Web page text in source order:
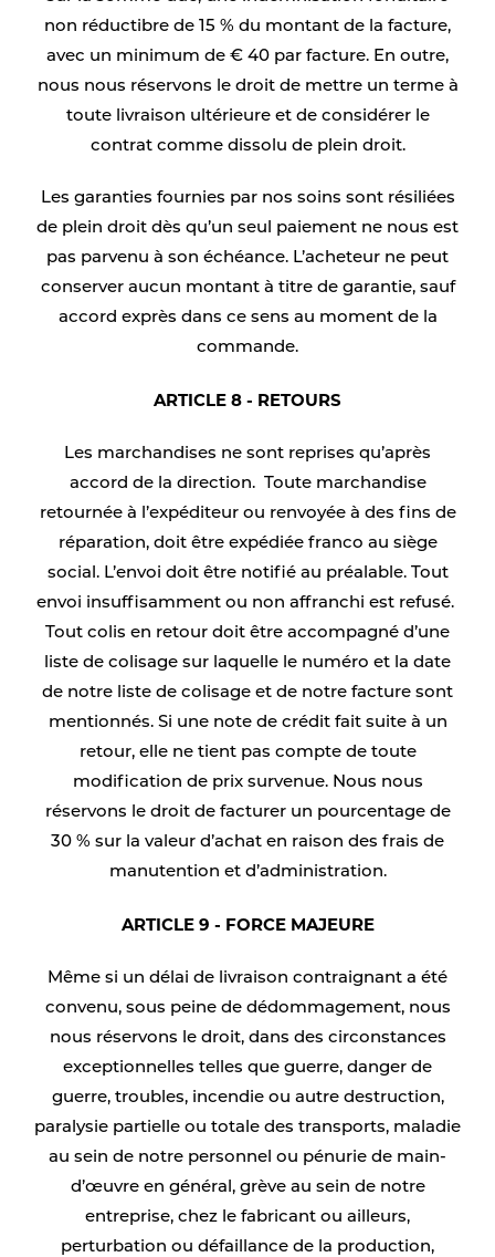
non réductibre de 15 % du montant de la facture,
avec un minimum de € 40 par facture. En outre,
nous nous réservons le droit de mettre un terme à
toute livraison ultérieure et de considérer le
contrat comme dissolu de plein droit.
Les garanties fournies par nos soins sont résiliées
de plein droit dès qu’un seul paiement ne nous est
pas parvenu à son échéance. L’acheteur ne peut
conserver aucun montant à titre de garantie, sauf
accord exprès dans ce sens au moment de la
commande.
ARTICLE 8 - RETOURS
Les marchandises ne sont reprises qu’après
accord de la direction. Toute marchandise
retournée à l’expéditeur ou renvoyée à des fins de
réparation, doit être expédiée franco au siège
social. L’envoi doit être notifié au préalable. Tout
envoi insuffisamment ou non affranchi est refusé.
Tout colis en retour doit être accompagné d’une
liste de colisage sur laquelle le numéro et la date
de notre liste de colisage et de notre facture sont
mentionnés. Si une note de crédit fait suite à un
retour, elle ne tient pas compte de toute
modification de prix survenue. Nous nous
réservons le droit de facturer un pourcentage de
30 % sur la valeur d’achat en raison des frais de
manutention et d’administration.
ARTICLE 9 - FORCE MAJEURE
Même si un délai de livraison contraignant a été
convenu, sous peine de dédommagement, nous
nous réservons le droit, dans des circonstances
exceptionnelles telles que guerre, danger de
guerre, troubles, incendie ou autre destruction,
paralysie partielle ou totale des transports, maladie
au sein de notre personnel ou pénurie de main-
d’œuvre en général, grève au sein de notre
entreprise, chez le fabricant ou ailleurs,
perturbation ou défaillance de la production,